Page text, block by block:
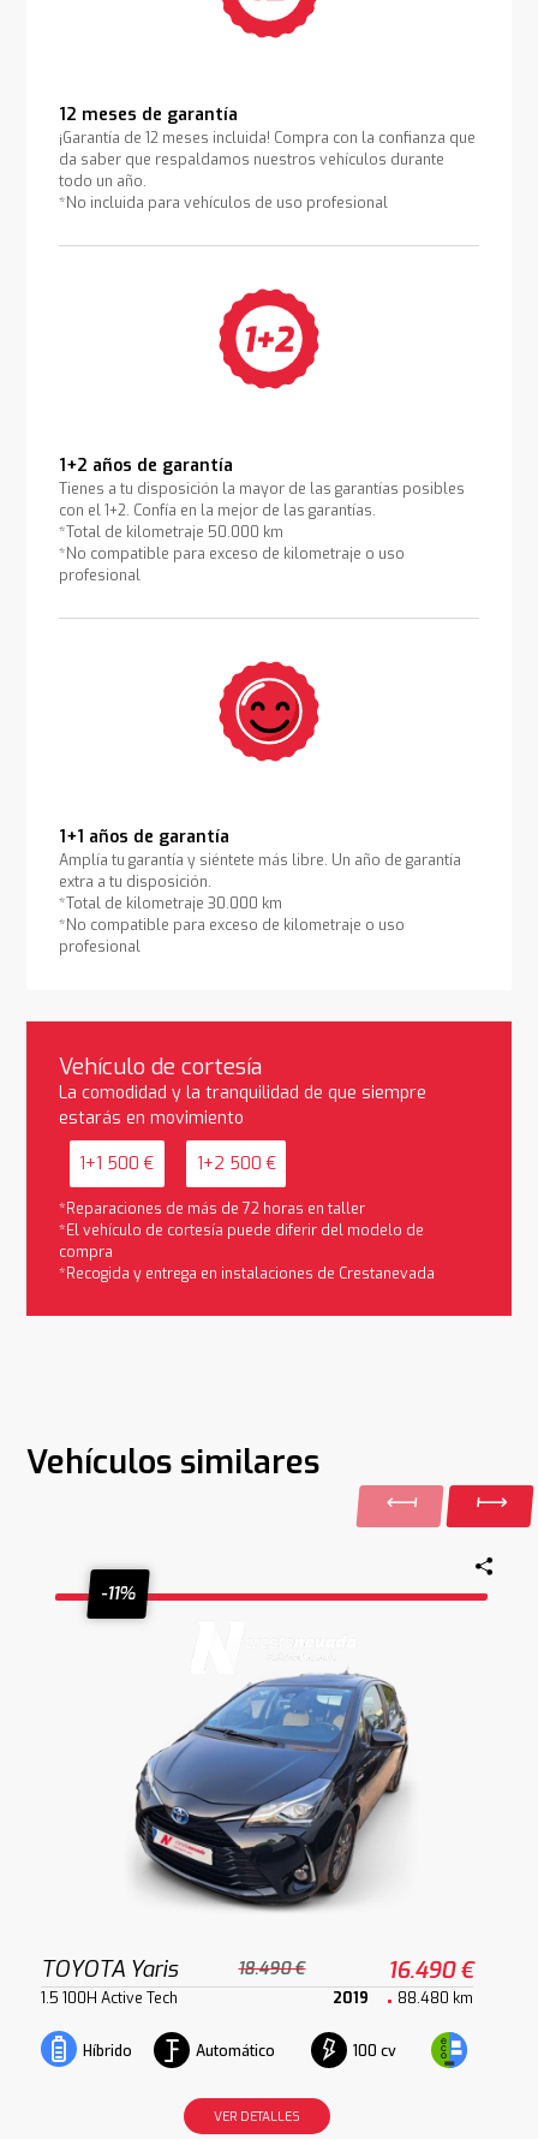
12 meses de garantía
¡Garantía de 12 meses incluida! Compra con la confianza que
da saber que respaldamos nuestros vehículos durante
todo un año.
*No incluida para vehículos de uso profesional
1+2 años de garantía
Tienes a tu disposición la mayor de las garantías posibles
con el 1+2. Confía en la mejor de las garantías.
*Total de kilometraje 50.000 km
*No compatible para exceso de kilometraje o uso
profesional
1+1 años de garantía
Amplía tu garantía y siéntete más libre. Un año de garantía
extra a tu disposición.
*Total de kilometraje 30.000 km
*No compatible para exceso de kilometraje o uso
profesional
Vehículo de cortesía
La comodidad y la tranquilidad de que siempre
estarás en movimiento
1+1 500 € 1+2 500 €
*Reparaciones de más de 72 horas en taller
*El vehículo de cortesía puede diferir del modelo de
compra
*Recogida y entrega en instalaciones de Crestanevada
Vehículos similares
-11%
TOYOTA Yaris 18.490 € 16.490 €
1.5 100H Active Tech 2019 88.480 km
Híbrido Automático 100 cv
VER DETALLES